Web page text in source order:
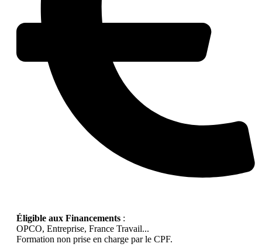
Éligible aux Financements :
OPCO, Entreprise, France Travail...
Formation non prise en charge par le CPF.